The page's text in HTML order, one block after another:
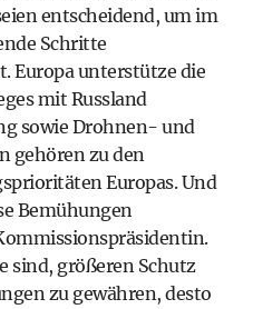
entscheidend, um im
Schritte
Europa unterstütze die
mit Russland
sowie Drohnen- und
gehören zu den
Europas. Und
Bemühungen
sind, größeren Schutz
zu gewähren, desto